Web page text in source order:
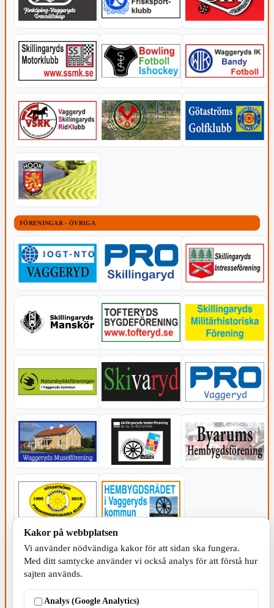
FÖRENINGAR - ÖVRIGA
KOMMUNEN
Kakor på webbplatsen
Vi använder nödvändiga kakor för att sidan ska fungera.
Med ditt samtycke använder vi också analys för att förstå hur
sajten används.
Analys (Google Analytics)